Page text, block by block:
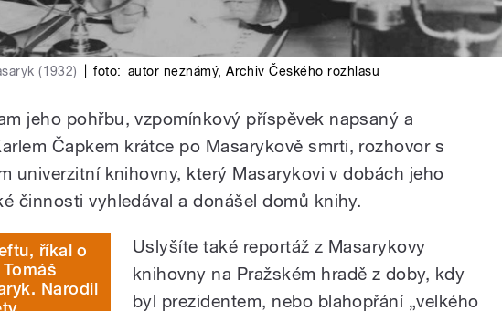
(1932) foto: autor neznámý,Archiv Českého rozhlasu
jeho pohřbu, vzpomínkový příspěvek napsaný a
Čapkem krátce po Masarykově smrti, rozhovor s
univerzitní knihovny, který Masarykovi v dobách jeho
činnosti vyhledával a donášel domů knihy.
říkal o
Narodil
Uslyšíte také reportáž z Masarykovy
knihovny na Pražském hradě z doby, kdy
byl prezidentem, nebo blahopřání „velkého